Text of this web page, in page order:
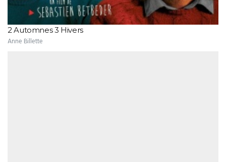
2 Automnes 3 Hivers
Anne Billette